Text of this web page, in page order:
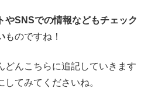
やSNSでの情報などもチェック
ものですね！
どんこちらに追記していきます
てみてくださいね。